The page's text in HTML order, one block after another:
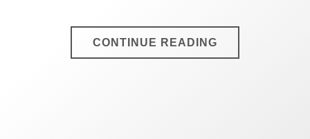
CONTINUE READING